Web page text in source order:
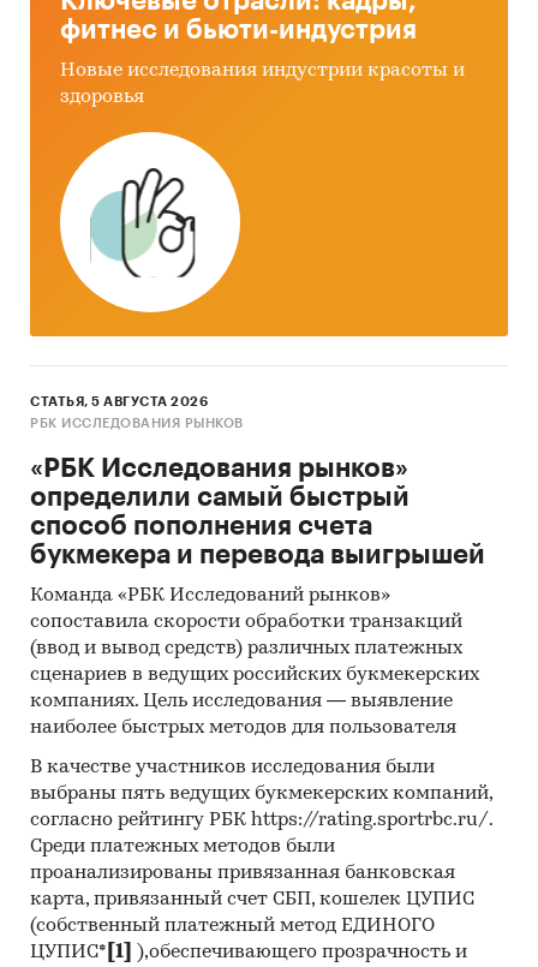
фитнес и бьюти-индустрия
Новые исследования индустрии красоты и
здоровья
СТАТЬЯ, 5 АВГУСТА 2026
РБК ИССЛЕДОВАНИЯ РЫНКОВ
«РБК Исследования рынков»
определили самый быстрый
способ пополнения счета
букмекера и перевода выигрышей
Команда «РБК Исследований рынков»
сопоставила скорости обработки транзакций
(ввод и вывод средств) различных платежных
сценариев в ведущих российских букмекерских
компаниях. Цель исследования — выявление
наиболее быстрых методов для пользователя
В качестве участников исследования были
выбраны пять ведущих букмекерских компаний,
согласно рейтингу РБК https://rating.sportrbc.ru/.
Среди платежных методов были
проанализированы привязанная банковская
карта, привязанный счет СБП, кошелек ЦУПИС
(собственный платежный метод ЕДИНОГО
ЦУПИС* [1]
),обеспечивающего прозрачность и